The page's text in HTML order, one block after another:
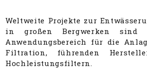
Weltweite Projekte zur
in großen Bergwerken sind
Anwendungsbereich für die
Filtration, führenden
Hochleistungsfiltern.